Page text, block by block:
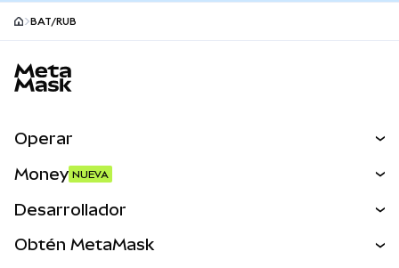
BAT/RUB
Operar
Activos del mundo real
Money NUEVA
Desarrollador
Obtén MetaMask